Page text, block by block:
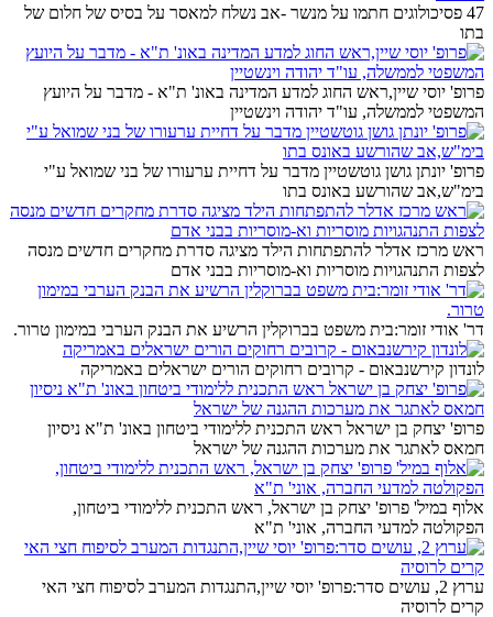
47 פסיכולוגים חתמו על מנשר -אב נשלח למאסר על בסיס של חלום של
בתו
פרופ' יוסי שיין,ראש החוג למדע המדינה באונ' ת"א - מדבר על היועץ
המשפטי לממשלה, עו"ד יהודה וינשטיין
פרופ' יונתן גושן גוטשטיין מדבר על דחיית ערעורו של בני שמואל ע"י
בימ"ש,אב שהורשע באונס בתו
ראש מרכז אדלר להתפתחות הילד מציגה סדרת מחקרים חדשים מנסה
לצפות התנהגויות מוסריות וא-מוסריות בבני אדם
דר' אודי זומר:בית משפט בברוקלין הרשיע את הבנק הערבי במימון טרור.
לונדון קירשנבאום - קרובים רחוקים הורים ישראלים באמריקה
פרופ' יצחק בן ישראל ראש התכנית ללימודי ביטחון באונ' ת"א ניסיון
חמאס לאתגר את מערכות ההגנה של ישראל
אלוף במיל' פרופ' יצחק בן ישראל, ראש התכנית ללימודי ביטחון,
הפקולטה למדעי החברה, אוני' ת"א
ערוץ 2, עושים סדר:פרופ' יוסי שיין,התנגדות המערב לסיפוח חצי האי
קרים לרוסיה